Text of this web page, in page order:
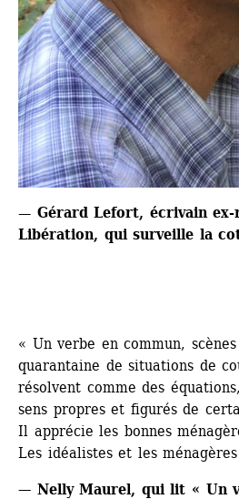
— Gérard Lefort, écrivain
Libération, qui surveille la
« Un verbe en commun,
quarantaine de situations de
résolvent comme des
sens propres et figurés de
Il apprécie les bonnes
Les idéalistes et les
— Nelly Maurel, qui lit « Un